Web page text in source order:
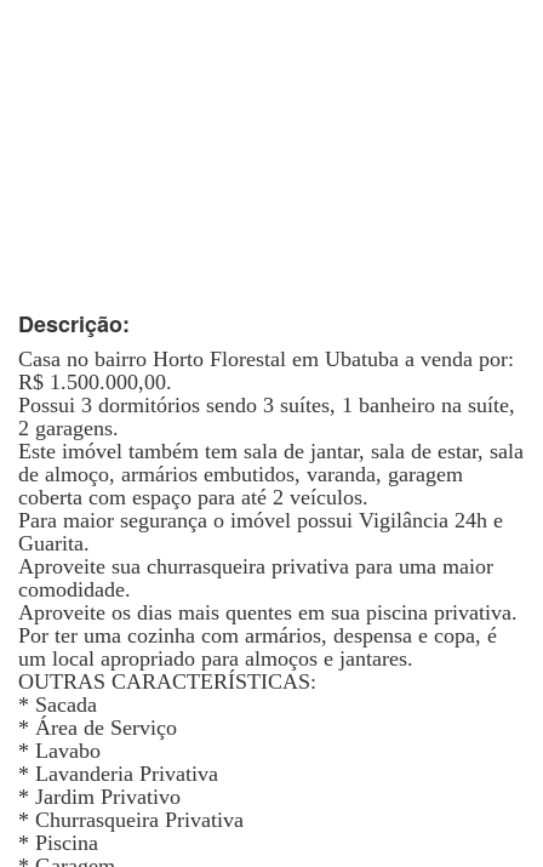
Descrição:
Casa no bairro Horto Florestal em Ubatuba a venda por:
R$ 1.500.000,00.
Possui 3 dormitórios sendo 3 suítes, 1 banheiro na suíte,
2 garagens.
Este imóvel também tem sala de jantar, sala de estar, sala
de almoço, armários embutidos, varanda, garagem
coberta com espaço para até 2 veículos.
Para maior segurança o imóvel possui Vigilância 24h e
Guarita.
Aproveite sua churrasqueira privativa para uma maior
comodidade.
Aproveite os dias mais quentes em sua piscina privativa.
Por ter uma cozinha com armários, despensa e copa, é
um local apropriado para almoços e jantares.
OUTRAS CARACTERÍSTICAS:
* Sacada
* Área de Serviço
* Lavabo
* Lavanderia Privativa
* Jardim Privativo
* Churrasqueira Privativa
* Piscina